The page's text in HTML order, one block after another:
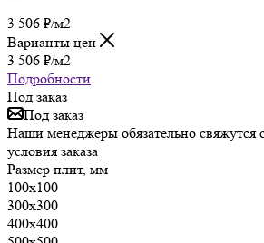
3 506 ₽/м2
Варианты цен
3 506 ₽/м2
Подробности
Под заказ
Под заказ
Наши менеджеры обязательно свяжутся
условия заказа
Размер плит, мм
100х100
300х300
400х400